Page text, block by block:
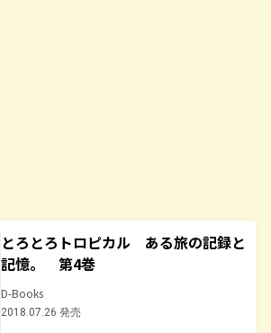
とろとろトロピカル ある旅の記録と
記憶。 第4巻
D-Books
2018.07.26 発売